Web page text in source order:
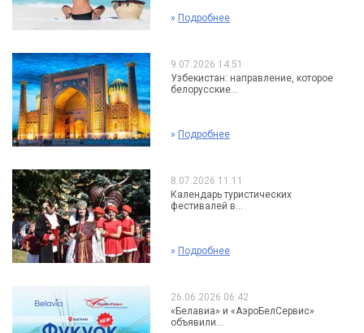
» Подробнее
9.07.2026 14:51
Узбекистан: направление, которое
белорусские...
» Подробнее
8.07.2026 11:11
Календарь туристических
фестивалей в...
» Подробнее
26.06.2026 06:42
«Белавиа» и «АэроБелСервис»
объявили...